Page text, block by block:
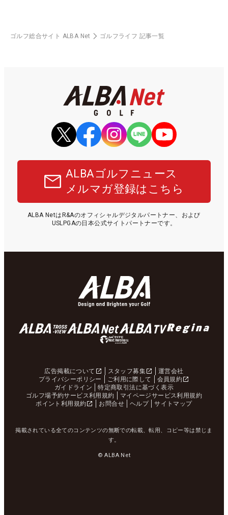
ゴルフ総合サイト ALBA Net ゴルフライフ 記事一覧
ALBAゴルフニュース
メルマガ登録はこちら
ALBA NetはR&Aのオフィシャルデジタルパートナー、および
USLPGAの日本公式サイトパートナーです。
広告掲載について スタッフ募集
運営会社
プライバシーポリシー
ご利用に際して
会員規約
ガイドライン
特定商取引法に基づく表示
ゴルフ場予約サービス利用規約
マイページサービス利用規約
ポイント利用規約
お問合せ ヘルプ サイトマップ
掲載されている全てのコンテンツの無断での転載、転用、コピー等は禁じま
す。
© ALBA Net